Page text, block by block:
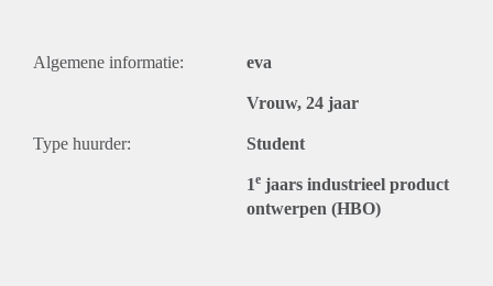
Algemene informatie: eva
Vrouw, 24 jaar
Type huurder: Student
1e jaars industrieel product
ontwerpen (HBO)